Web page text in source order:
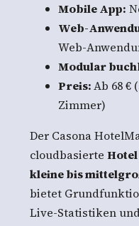
Mobile App:
Web-
Web-
Modular
Preis:Ab 68 €
Zimmer)
Der Casona
cloudbasierte
kleine bis
bietet
Live-Statistiken